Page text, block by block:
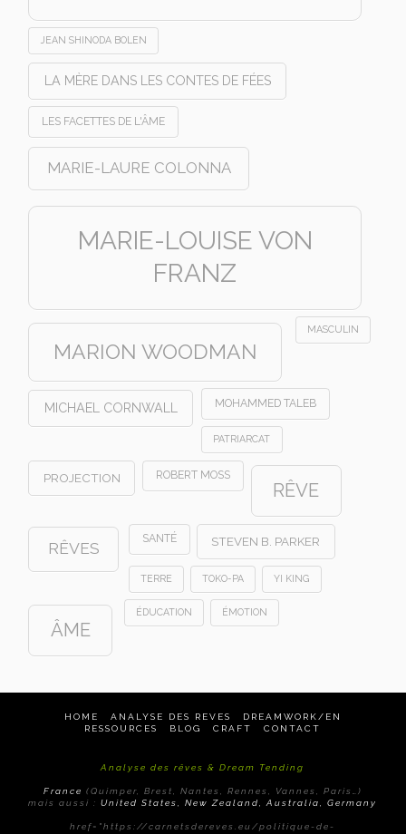
JEAN SHINODA BOLEN
LA MÈRE DANS LES CONTES DE FÉES
LES FACETTES DE L'ÂME
MARIE-LAURE COLONNA
MARIE-LOUISE VON
FRANZ
MARION WOODMAN
MASCULIN
MICHAEL CORNWALL MOHAMMED TALEB
PATRIARCAT
PROJECTION ROBERT MOSS
RÊVE
RÊVES
SANTÉ STEVEN B. PARKER
TERRE TOKO-PA YI KING
ÂME
ÉDUCATION ÉMOTION
HOME ANALYSE DES REVES
DREAMWORK/EN
RESSOURCES
BLOG CRAFT CONTACT
Analyse des rêves & Dream Tending
France (Quimper, Brest, Nantes, Rennes, Vannes, Paris…)
mais aussi :United States, New Zealand, Australia, Germany
href="https://carnetsdereves.eu/politique-de-